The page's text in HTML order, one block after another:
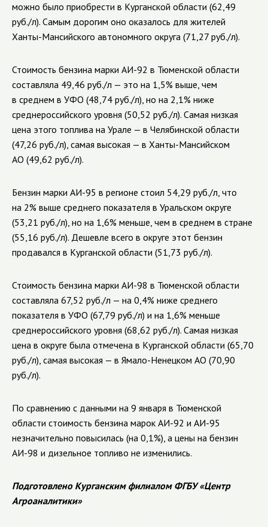
можно было приобрести в Курганской области (62,49
руб./л). Самым дорогим оно оказалось для жителей
Ханты-Мансийского автономного округа (71,27 руб./л).
Стоимость бензина марки АИ-92 в Тюменской области
составляла 49,46 руб./л — это на 1,5% выше, чем
в среднем в УФО (48,74 руб./л), но на 2,1% ниже
среднероссийского уровня (50,52 руб./л). Самая низкая
цена этого топлива на Урале — в Челябинской области
(47,26 руб./л), самая высокая — в Ханты-Мансийском
АО (49,62 руб./л).
Бензин марки АИ-95 в регионе стоил 54,29 руб./л, что
на 2% выше среднего показателя в Уральском округе
(53,21 руб./л), но на 1,6% меньше, чем в среднем в стране
(55,16 руб./л). Дешевле всего в округе этот бензин
продавался в Курганской области (51,73 руб./л).
Стоимость бензина марки АИ-98 в Тюменской области
составляла 67,52 руб./л — на 0,4% ниже среднего
показателя в УФО (67,79 руб./л) и на 1,6% меньше
среднероссийского уровня (68,62 руб./л). Самая низкая
цена в округе была отмечена в Курганской области (65,70
руб./л), самая высокая — в Ямало-Ненецком АО (70,90
руб./л).
По сравнению c данными на 9 января в Тюменской
области стоимость бензина марок АИ-92 и АИ-95
незначительно повысилась (на 0,1%), а цены на бензин
АИ-98 и дизельное топливо не изменились.
Подготовлено Курганским филиалом ФГБУ «Центр
Агроаналитики»